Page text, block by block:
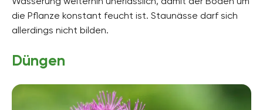
die Pflanze konstant feucht ist. Staunässe darf sich
allerdings nicht bilden.
Düngen